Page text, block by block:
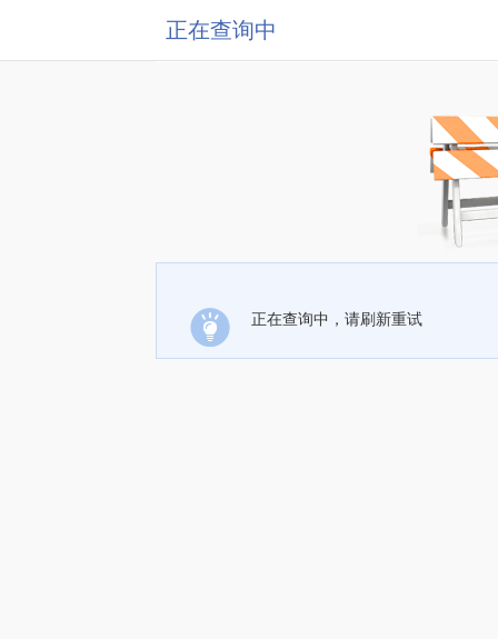
正在查询中
正在查询中，请刷新重试